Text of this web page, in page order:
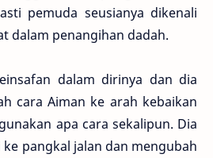
pemuda seusianya dikenali
dalam penangihan dadah.
dalam dirinya dan dia
cara Aiman ke arah kebaikan
apa cara sekalipun. Dia
pangkal jalan dan mengubah